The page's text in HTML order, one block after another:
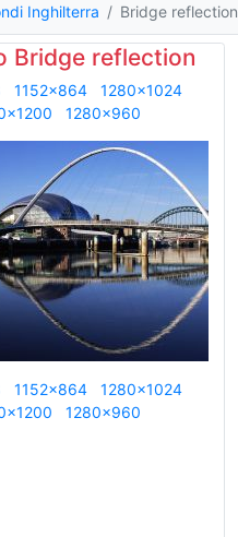
Inghilterra Bridge reflection
Bridge reflection
1152x864
1280x1024
1280x960
1152x864
1280x1024
1280x960